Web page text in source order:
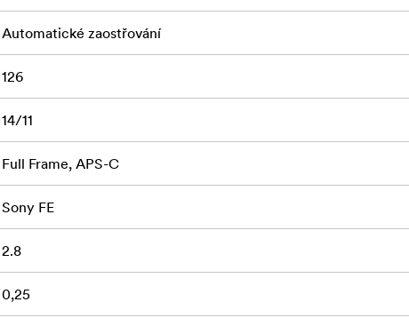
Automatické zaostřování
126
14/11
Full Frame, APS-C
Sony FE
2.8
0,25